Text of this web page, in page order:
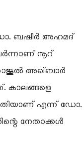
ബഷീർ അഹമദ്
നൂറ്
താജുൽ അഖ്ബാർ
കാലങ്ങളെ
കൃതിയാണ് എന്ന് ഡോ.
നേതാക്കൾ